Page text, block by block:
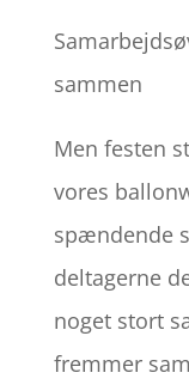
sammen
Men festen
vores
spændende
deltagerne
noget stort
fremmer